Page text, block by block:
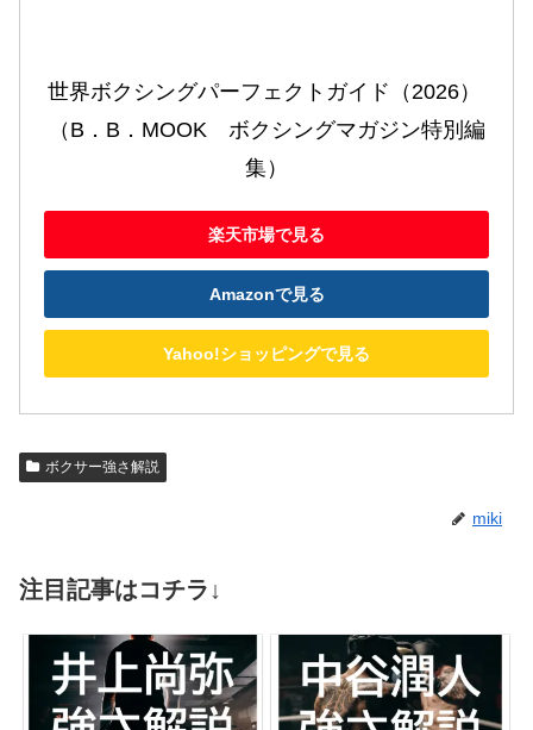
世界ボクシングパーフェクトガイド（2026）
（B．B．MOOK　ボクシングマガジン特別編
集）
楽天市場で見る
Amazonで見る
Yahoo!ショッピングで見る
ボクサー強さ解説
miki
注目記事はコチラ↓